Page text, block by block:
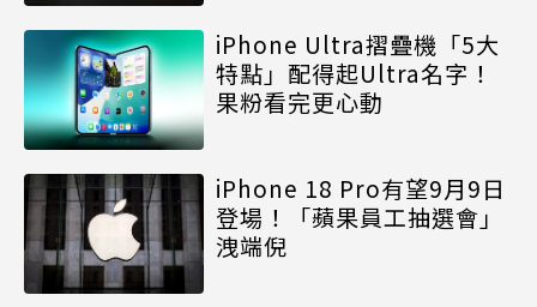
iPhone Ultra摺疊機「5大
特點」配得起Ultra名字！
果粉看完更心動
iPhone 18 Pro有望9月9日
登場！「蘋果員工抽選會」
洩端倪